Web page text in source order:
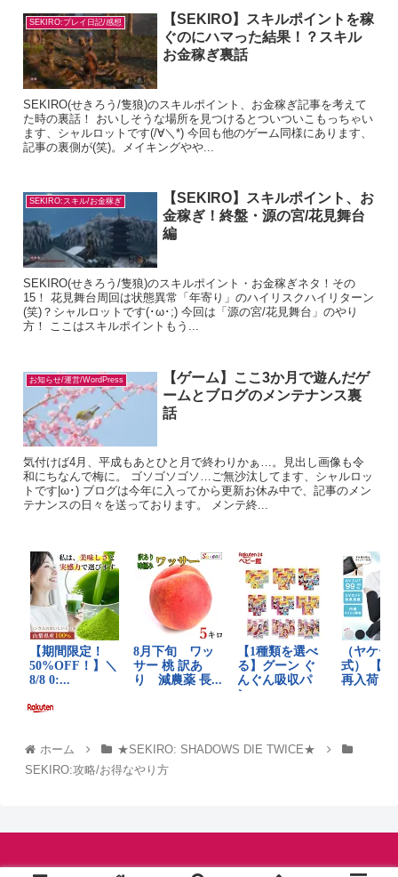
SEKIRO:プレイ日記/感想
【SEKIRO】スキルポイントを稼
ぐのにハマった結果！？スキル
お金稼ぎ裏話
SEKIRO(せきろう/隻狼)のスキルポイント、お金稼ぎ記事を考えて
た時の裏話！ おいしそうな場所を見つけるとついついこもっちゃい
ます、シャルロットです(/∀＼*) 今回も他のゲーム同様にあります、
記事の裏側が(笑)。メイキングやや...
SEKIRO:スキル/お金稼ぎ
【SEKIRO】スキルポイント、お
金稼ぎ！終盤・源の宮/花見舞台
編
SEKIRO(せきろう/隻狼)のスキルポイント・お金稼ぎネタ！その
15！ 花見舞台周回は状態異常「年寄り」のハイリスクハイリターン
(笑)？シャルロットです(･ω･;) 今回は「源の宮/花見舞台」のやり
方！ ここはスキルポイントもう...
お知らせ/運営/WordPress
【ゲーム】ここ3か月で遊んだゲ
ームとブログのメンテナンス裏
話
気付けば4月、平成もあとひと月で終わりかぁ…。見出し画像も令
和にちなんで梅に。 ゴソゴソゴソ…ご無沙汰してます、シャルロッ
トです|ω･) ブログは今年に入ってから更新お休み中で、記事のメン
テナンスの日々を送っております。 メンテ終...
ホーム
★SEKIRO: SHADOWS DIE TWICE★
SEKIRO:攻略/お得なやり方